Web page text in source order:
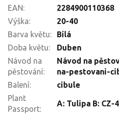
EAN:
2284900110368
Výška:
20-40
Barva květu:
Bílá
Doba květu:
Duben
Návod na
pěstování:
Návod na
na-pestovani-
Balení:
cibule
Plant
Passport:
A: Tulipa B: CZ-